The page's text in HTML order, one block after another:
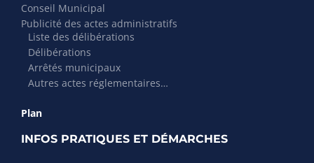
Conseil Municipal
Publicité des actes administratifs
Liste des délibérations
Délibérations
Arrêtés municipaux
Autres actes réglementaires…
Plan
INFOS PRATIQUES ET DÉMARCHES